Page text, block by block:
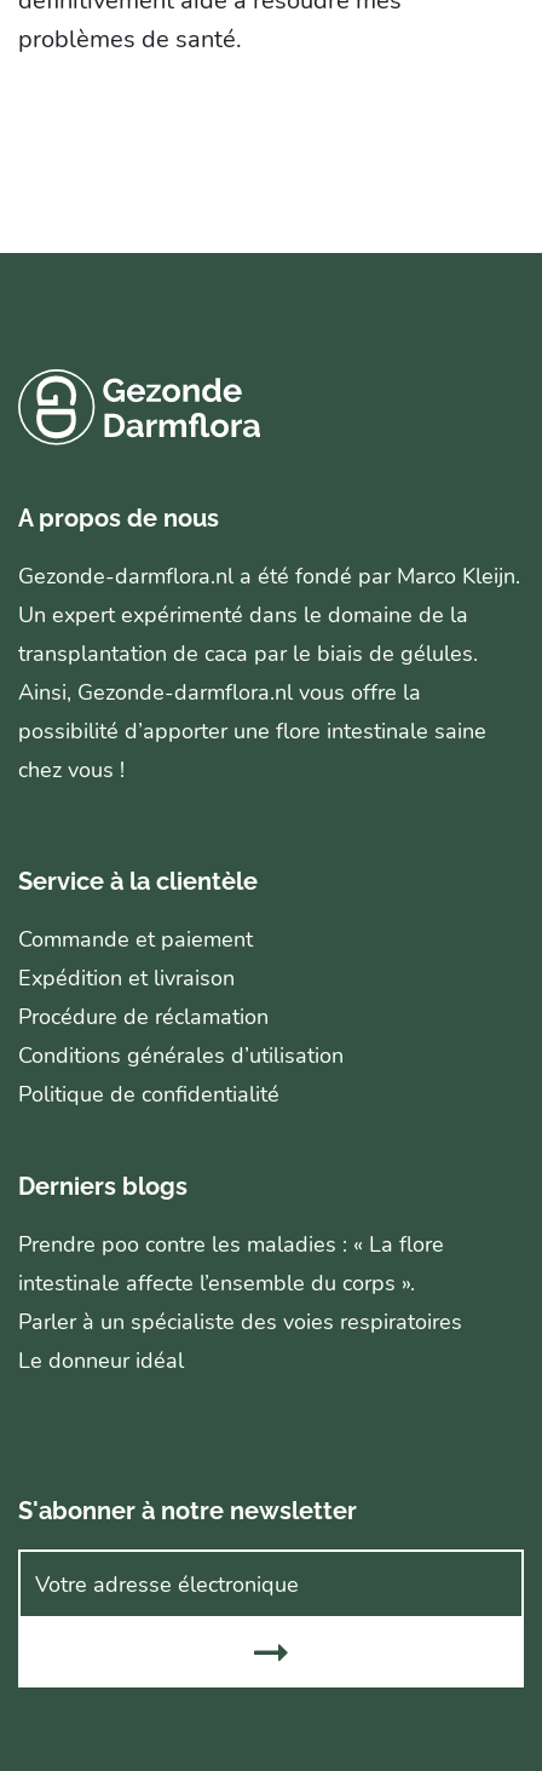
problèmes de santé.
A propos de nous
Gezonde-darmflora.nl a été fondé par Marco Kleijn.
Un expert expérimenté dans le domaine de la
transplantation de caca par le biais de gélules.
Ainsi, Gezonde-darmflora.nl vous offre la
possibilité d’apporter une flore intestinale saine
chez vous !
Service à la clientèle
Commande et paiement
Expédition et livraison
Procédure de réclamation
Conditions générales d’utilisation
Politique de confidentialité
Derniers blogs
Prendre poo contre les maladies : « La flore
intestinale affecte l’ensemble du corps ».
Parler à un spécialiste des voies respiratoires
Le donneur idéal
S'abonner à notre newsletter